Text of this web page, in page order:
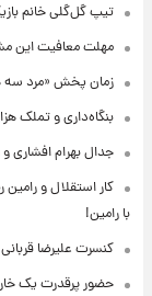
تیپ گل‌گلی خانم
مهلت معافیت این
زمان پخش «مرد
بنگاه‌داری و تملک
جدال بهرام افشاری و امین
کار استقلال و
با رامین!
کنسرت علیرضا
حضور پرقدرت یک